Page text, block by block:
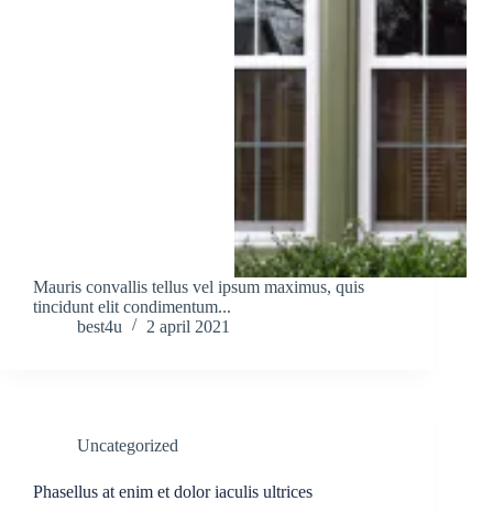
Mauris convallis tellus vel ipsum maximus, quis
tincidunt elit condimentum...
best4u
2 april 2021
Uncategorized
Phasellus at enim et dolor iaculis ultrices